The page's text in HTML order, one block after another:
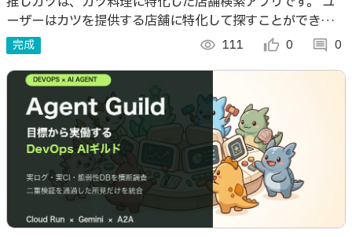
ーザーはカツを提供する店舗に特化して探すことができ、専
門店だけでなく定食屋などの店舗も対象としています。
完成 visibility 111 thumb_up_alt 0 comment 0